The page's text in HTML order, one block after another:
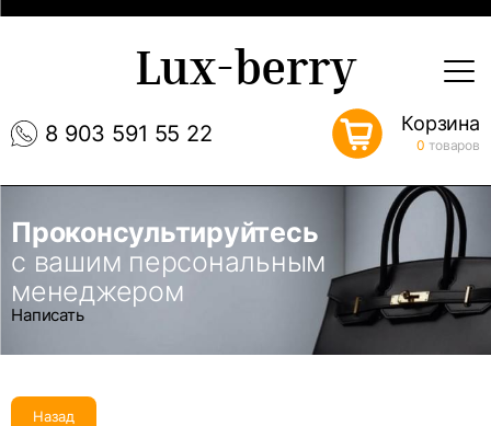
8 903 591 55 22
Lux-berry
Корзина
0 товаров
Проконсультируйтесь
с вашим персональным
менеджером
Написать
Назад